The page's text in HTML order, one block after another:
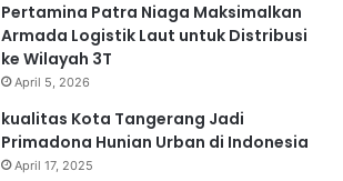
Pertamina Patra Niaga Maksimalkan
Armada Logistik Laut untuk Distribusi
ke Wilayah 3T
April 5, 2026
kualitas Kota Tangerang Jadi
Primadona Hunian Urban di Indonesia
April 17, 2025